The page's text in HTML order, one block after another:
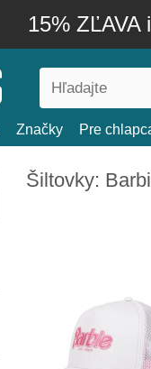
15% ZĽAVA
Značky Pre
Šiltovky: